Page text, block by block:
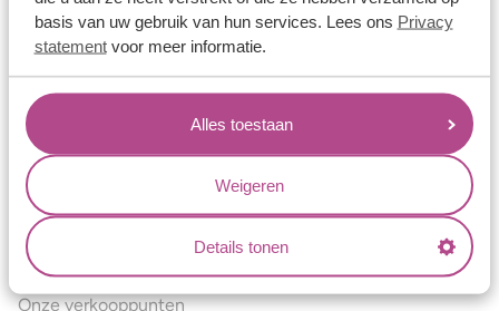
basis van uw gebruik van hun services. Lees ons Privacy
statementvoor meer informatie.
Alles toestaan
Weigeren
Details tonen
Certificaten
Blogs
Jouw voordelen
Conflictvrije Materialen
Oneindig veel mogelijkheden
Kwaliteit
Juweliers & Contact
Onze verkooppunten